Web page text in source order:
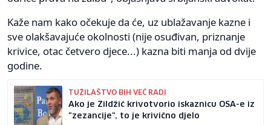
Kaže nam kako očekuje da će, uz ublažavanje kazne i
sve olakšavajuće okolnosti (nije osuđivan, priznanje
krivice, otac četvero djece...) kazna biti manja od dvije
godine.
TUŽILAŠTVO BIH VEĆ RADI
Ako je Zildžić krivotvorio iskaznicu OSA-e iz
"zezancije", to je krivično djelo